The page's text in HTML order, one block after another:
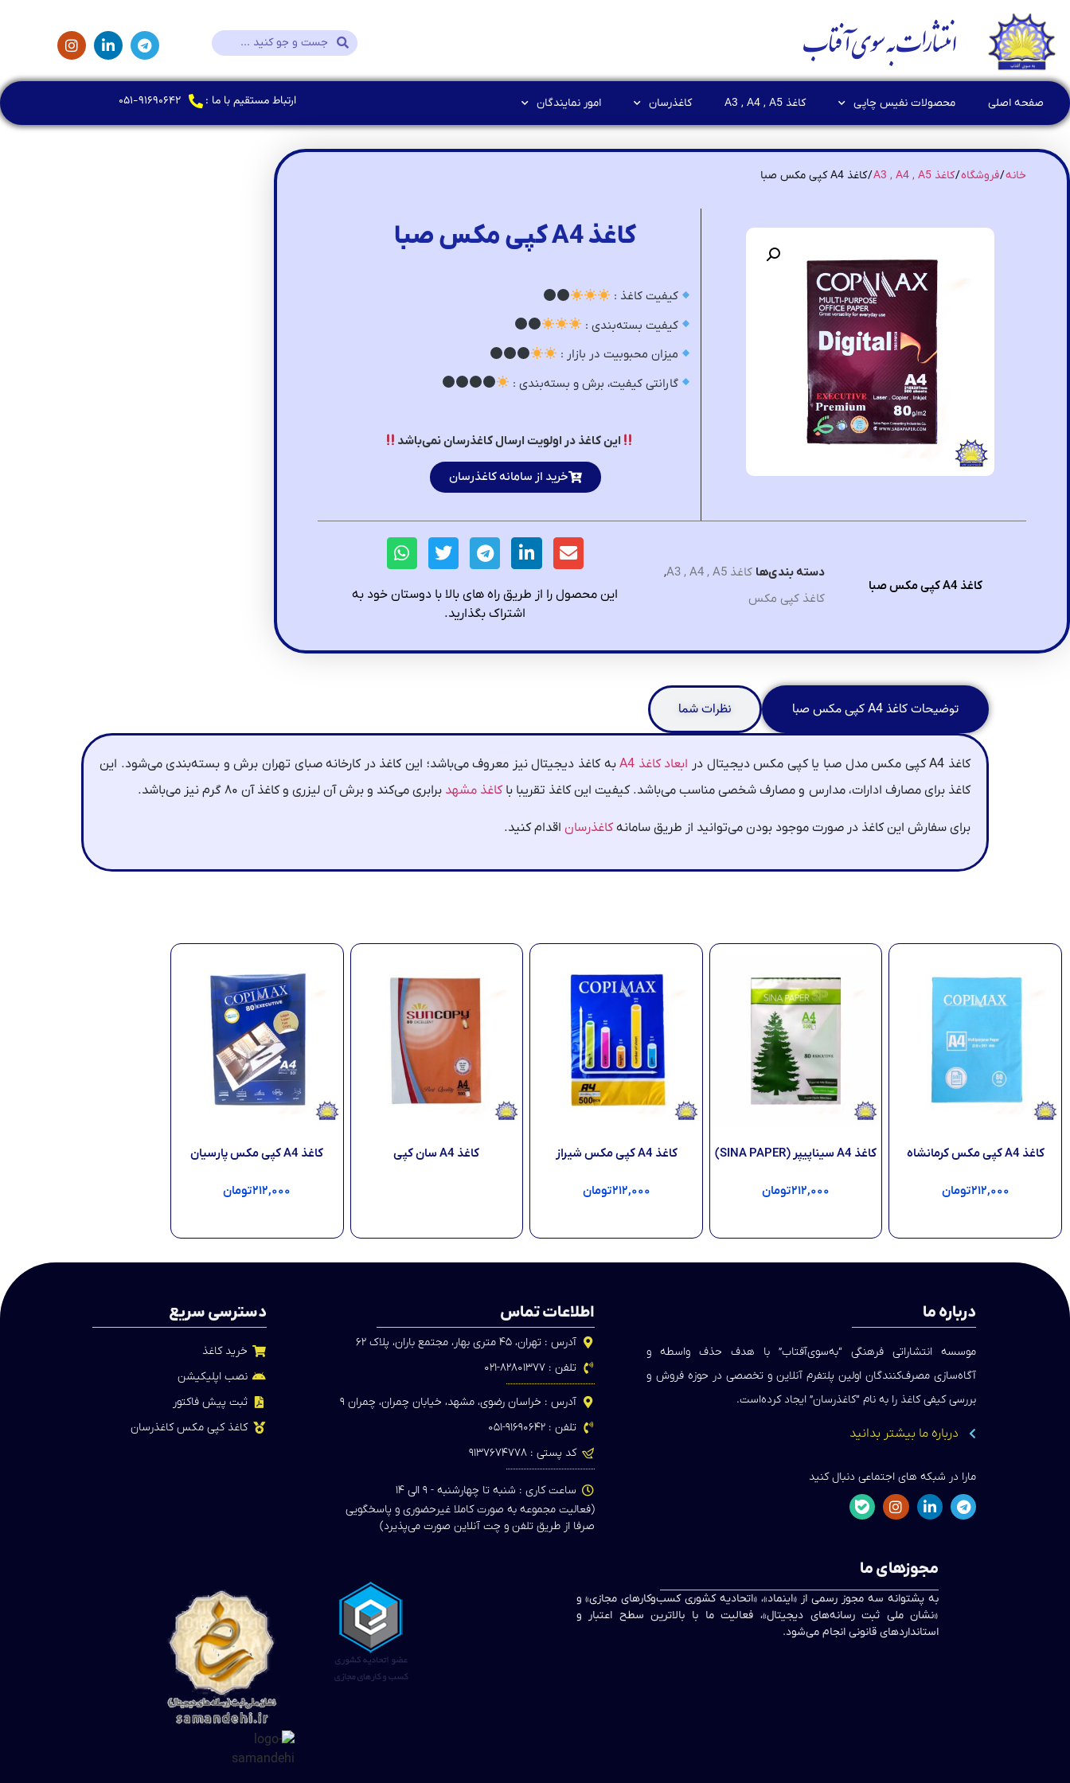
انتشارات به سوی آفتاب
صفحه اصلی محصولات نفیس چاپی کاغذ A3 , A4 , A5 کاغذرسان امور نمایندگان ارتباط مستقیم با ما : ۰۵۱-۹۱۶۹۰۶۴۲
خانه/فروشگاه/کاغذ A3 , A4 , A5 / کاغذ A4 کپی مکس صبا
کاغذ A4 کپی مکس صبا
کیفیت کاغذ :
کیفیت بسته‌بندی :
میزان محبوبیت در بازار :
گارانتی کیفیت، برش و بسته‌بندی :
این کاغذ در اولویت ارسال کاغذرسان نمی‌باشد
خرید از سامانه کاغذرسان
کاغذ A4 کپی مکس صبا
دسته بندی‌ها کاغذ A3 , A4 , A5
,
کاغذ کپی مکس
این محصول را از طریق راه های بالا با دوستان خود به
اشتراک بگذارید.
توضیحات کاغذ A4 کپی مکس صبا نظرات شما
کاغذ A4 کپی مکس مدل صبا یا کپی مکس دیجیتال در ابعاد کاغذ A4
به کاغذ دیجیتال نیز معروف می‌باشد؛ این کاغذ در کارخانه صبای تهران برش و بسته‌بندی می‌شود. این
کاغذ برای مصارف ادارات، مدارس و مصارف شخصی مناسب می‌باشد. کیفیت این کاغذ تقریبا باکاغذ مشهد برابری می‌کند و برش آن لیزری و کاغذ آن ۸۰ گرم نیز می‌باشد.
برای سفارش این کاغذ در صورت موجود بودن می‌توانید از طریق سامانهکاغذرسان اقدام کنید.
کاغذ A4 کپی مکس کرمانشاه
۲۱۲,۰۰۰تومان
کاغذ A4 سیناپیپر (SINA PAPER)
۲۱۲,۰۰۰تومان
کاغذ A4 کپی مکس شیراز
۲۱۲,۰۰۰تومان
کاغذ A4 سان کپی کاغذ A4 کپی مکس پارسیان
۲۱۲,۰۰۰تومان
درباره ما
موسسه انتشاراتی فرهنگی “به‌سوی‌آفتاب” با هدف حذف واسطه و
آگاه‌سازی مصرف‌کنندگان اولین پلتفرم آنلاین و تخصصی در حوزه فروش و
بررسی کیفی کاغذ را به نام “کاغذرسان” ایجاد کرده‌است.
درباره ما بیشتر بدانید
مارا در شبکه های اجتماعی دنبال کنید
اطلاعات تماس
آدرس : تهران، ۴۵ متری بهار، مجتمع باران، پلاک ۶۲
تلفن : ۸۲۸۰۱۳۷۷-۰۲۱
آدرس : خراسان رضوی، مشهد، خیابان چمران، چمران ۹
تلفن : ۹۱۶۹۰۶۴۲-۰۵۱
کد پستی : ۹۱۳۷۶۷۴۷۷۸
ساعت کاری : شنبه تا چهارشنبه - ۹ الی ۱۴
(فعالیت مجموعه به صورت کاملا غیرحضوری و پاسخگویی
صرفا از طریق تلفن و چت آنلاین صورت می‌پذیرد)
دسترسی سریع
خرید کاغذ
نصب اپلیکیشن
ثبت پیش فاکتور
کاغذ کپی مکس کاغذرسان
مجوزهای ما
به پشتوانه سه مجوز رسمی از «اینماد»، «اتحادیه کشوری کسب‌وکارهای مجازی» و
«نشان ملی ثبت رسانه‌های دیجیتال»، فعالیت ما با بالاترین سطح اعتبار و
استانداردهای قانونی انجام می‌شود.